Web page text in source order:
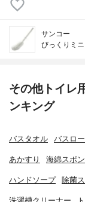
サンコー
びっくりミ
その他トイレ
ンキング
バスタオル バスロ
あかすり 海綿スポ
ハンドソープ 除菌